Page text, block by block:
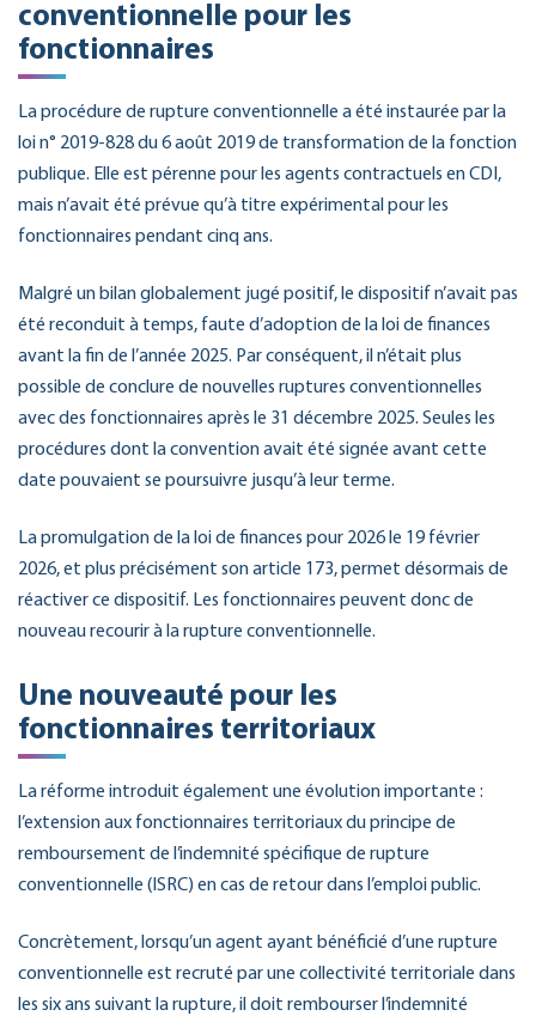
conventionnelle pour les
fonctionnaires
La procédure de rupture conventionnelle a été instaurée par la
loi n° 2019-828 du 6 août 2019 de transformation de la fonction
publique. Elle est pérenne pour les agents contractuels en CDI,
mais n’avait été prévue qu’à titre expérimental pour les
fonctionnaires pendant cinq ans.
Malgré un bilan globalement jugé positif, le dispositif n’avait pas
été reconduit à temps, faute d’adoption de la loi de finances
avant la fin de l’année 2025. Par conséquent, il n’était plus
possible de conclure de nouvelles ruptures conventionnelles
avec des fonctionnaires après le 31 décembre 2025. Seules les
procédures dont la convention avait été signée avant cette
date pouvaient se poursuivre jusqu’à leur terme.
La promulgation de la loi de finances pour 2026 le 19 février
2026, et plus précisément son article 173, permet désormais de
réactiver ce dispositif. Les fonctionnaires peuvent donc de
nouveau recourir à la rupture conventionnelle.
Une nouveauté pour les
fonctionnaires territoriaux
La réforme introduit également une évolution importante :
l’extension aux fonctionnaires territoriaux du principe de
remboursement de l’indemnité spécifique de rupture
conventionnelle (ISRC) en cas de retour dans l’emploi public.
Concrètement, lorsqu’un agent ayant bénéficié d’une rupture
conventionnelle est recruté par une collectivité territoriale dans
les six ans suivant la rupture, il doit rembourser l’indemnité